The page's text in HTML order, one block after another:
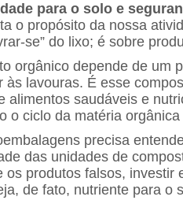
para o solo e
o propósito da nossa
se” do lixo; é sobre
orgânico depende de um
às lavouras. É esse
alimentos saudáveis e
o ciclo da matéria
precisa
das unidades de
os produtos falsos, investir
de fato, nutriente para o